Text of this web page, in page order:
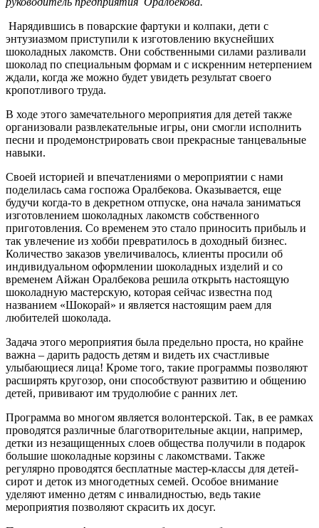
Нарядившись в поварские фартуки и колпаки, дети с
энтузиазмом приступили к изготовлению вкуснейших
шоколадных лакомств. Они собственными силами разливали
шоколад по специальным формам и с искренним нетерпением
ждали, когда же можно будет увидеть результат своего
кропотливого труда.
В ходе этого замечательного мероприятия для детей также
организовали развлекательные игры, они смогли исполнить
песни и продемонстрировать свои прекрасные танцевальные
навыки.
Своей историей и впечатлениями о мероприятии с нами
поделилась сама госпожа Оралбекова. Оказывается, еще
будучи когда-то в декретном отпуске, она начала заниматься
изготовлением шоколадных лакомств собственного
приготовления. Со временем это стало приносить прибыль и
так увлечение из хобби превратилось в доходный бизнес.
Количество заказов увеличивалось, клиенты просили об
индивидуальном оформлении шоколадных изделий и со
временем Айжан Оралбекова решила открыть настоящую
шоколадную мастерскую, которая сейчас известна под
названием «Шокорай» и является настоящим раем для
любителей шоколада.
Задача этого мероприятия была предельно проста, но крайне
важна – дарить радость детям и видеть их счастливые
улыбающиеся лица! Кроме того, такие программы позволяют
расширять кругозор, они способствуют развитию и общению
детей, прививают им трудолюбие с ранних лет.
Программа во многом является волонтерской. Так, в ее рамках
проводятся различные благотворительные акции, например,
детки из незащищенных слоев общества получили в подарок
большие шоколадные корзины с лакомствами. Также
регулярно проводятся бесплатные мастер-классы для детей-
сирот и деток из многодетных семей. Особое внимание
уделяют именно детям с инвалидностью, ведь такие
мероприятия позволяют скрасить их досуг.